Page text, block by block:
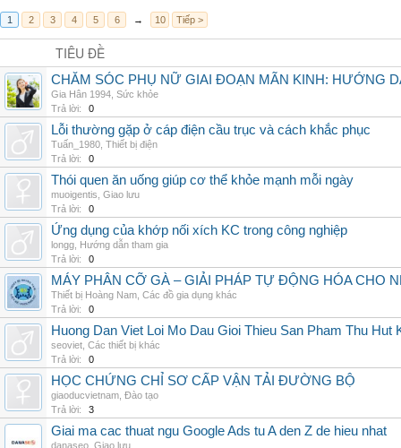
1 2 3 4 5 6 → 10 Tiếp >
TIÊU ĐỀ
CHĂM SÓC PHỤ NỮ GIAI ĐOẠN MÃN KINH: HƯỚNG
Gia Hân 1994 Sức khỏe
Trả lời:
0
Lỗi thường gặp ở cáp điện cầu trục và cách khắc phục
Tuấn_1980 Thiết bị điện
Trả lời:
0
Thói quen ăn uống giúp cơ thể khỏe mạnh mỗi ngày
muoigentis Giao lưu
Trả lời:
0
Ứng dụng của khớp nối xích KC trong công nghiệp
longg Hướng dẫn tham gia
Trả lời:
0
MÁY PHÂN CỠ GÀ – GIẢI PHÁP TỰ ĐỘNG HÓA CHO
Thiết bị Hoàng Nam Các đồ gia dụng khác
Trả lời:
0
Huong Dan Viet Loi Mo Dau Gioi Thieu San Pham Thu Hut
seoviet Các thiết bị khác
Trả lời:
0
HỌC CHỨNG CHỈ SƠ CẤP VẬN TẢI ĐƯỜNG BỘ
giaoducvietnam Đào tạo
Trả lời:
3
Giai ma cac thuat ngu Google Ads tu A den Z de hieu nhat
danaseo Giao lưu